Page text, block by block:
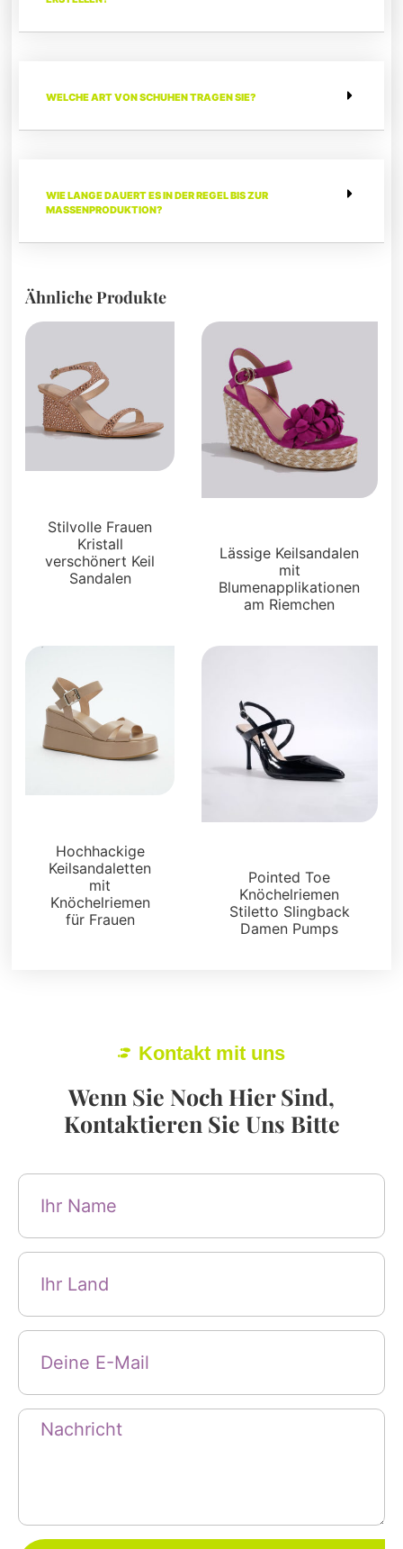
WELCHE ART VON SCHUHEN TRAGEN SIE?
WIE LANGE DAUERT ES IN DER REGEL BIS ZUR
MASSENPRODUKTION?
Ähnliche Produkte
Stilvolle Frauen
Kristall
verschönert Keil
Sandalen
Lässige Keilsandalen
mit
Blumenapplikationen
am Riemchen
Hochhackige
Keilsandaletten
mit
Knöchelriemen
für Frauen
Pointed Toe
Knöchelriemen
Stiletto Slingback
Damen Pumps
Kontakt mit uns
Wenn Sie Noch Hier Sind,
Kontaktieren Sie Uns Bitte